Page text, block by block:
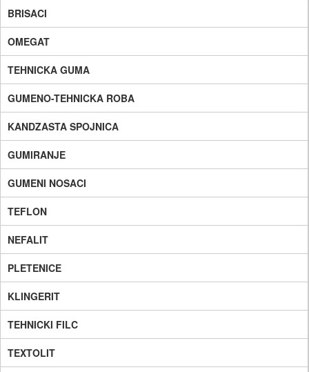
BRISACI
OMEGAT
TEHNICKA GUMA
GUMENO-TEHNICKA ROBA
KANDZASTA SPOJNICA
GUMIRANJE
GUMENI NOSACI
TEFLON
NEFALIT
PLETENICE
KLINGERIT
TEHNICKI FILC
TEXTOLIT